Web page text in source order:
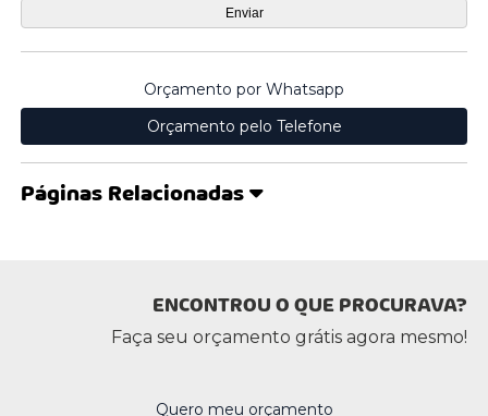
Orçamento por Whatsapp
Orçamento pelo Telefone
Páginas Relacionadas
ENCONTROU O QUE PROCURAVA?
Faça seu orçamento grátis agora mesmo!
Quero meu orçamento